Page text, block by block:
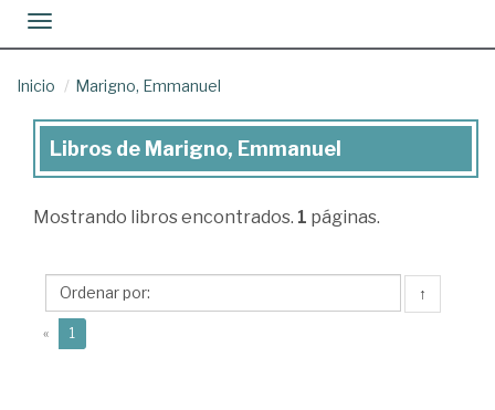
Toggle navigation
Inicio Marigno, Emmanuel
Libros
Marigno,
Libros de Marigno, Emmanuel
Mostrando libros encontrados. 1 páginas.
↑
« 1